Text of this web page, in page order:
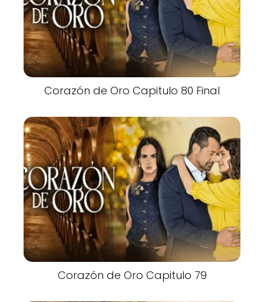
Corazón de Oro Capitulo 80 Final
Corazón de Oro Capitulo 79